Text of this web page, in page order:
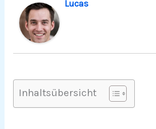
Lucas
Inhaltsübersicht